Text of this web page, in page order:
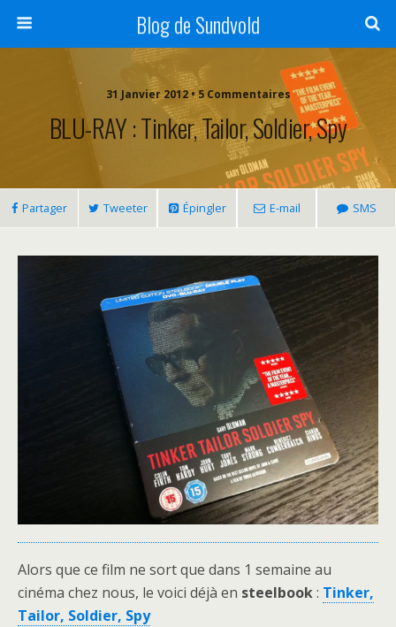
Blog de Sundvold
31 Janvier 2012 • 5 Commentaires
BLU-RAY : Tinker, Tailor, Soldier, Spy
Partager Tweeter Épingler E-mail SMS
Alors que ce film ne sort que dans 1 semaine au
cinéma chez nous, le voici déjà en steelbook: Tinker,
Tailor, Soldier, Spy